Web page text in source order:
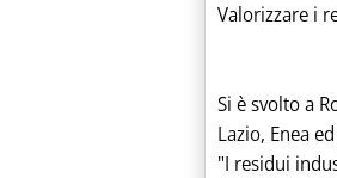
Valorizzare i
Si è svolto a
Lazio, Enea
"I residui